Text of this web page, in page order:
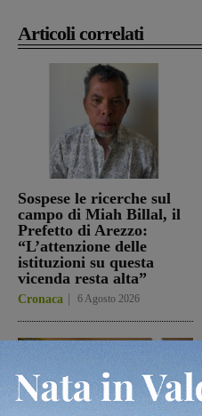
Articoli correlati
Sospese le ricerche sul
campo di Miah Billal, il
Prefetto di Arezzo:
“L’attenzione delle
istituzioni su questa
vicenda resta alta”
Cronaca 6 Agosto 2026